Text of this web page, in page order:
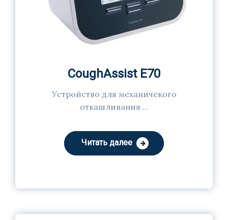
CoughAssist E70
Устройство для механичекого
откашливания ...
Читать далее